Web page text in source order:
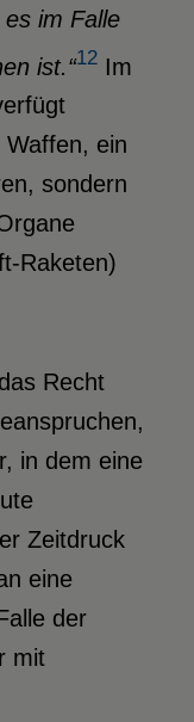
im Falle
ist.“12Im
ein
sondern
Raketen)
Recht
in dem eine
Zeitdruck
eine
der
mit